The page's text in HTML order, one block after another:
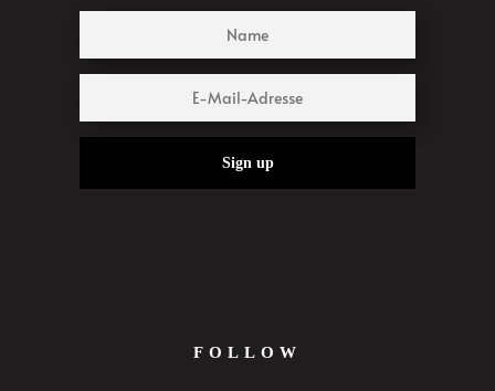
Sign up
FOLLOW